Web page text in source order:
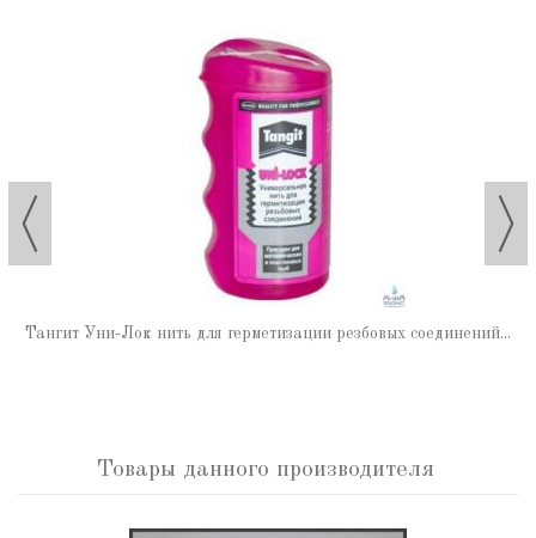
Тангит Уни-Лок нить для герметизации резбовых соединений...
Товары данного производителя